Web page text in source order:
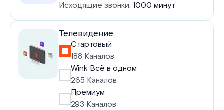
Исходящие звонки: 1000 минут
Телевидение
Стартовый
188 Каналов
Wink Всё в одном
265 Каналов
Премиум
293 Каналов